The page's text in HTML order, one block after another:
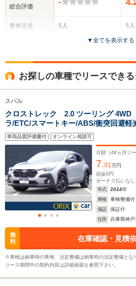
総合評価
乗車定員
サイズ
WLTCモード
燃費
5人
全高
1.55m～1.57m
全幅
1.82m
4.74m～4.77m
ホイールベース
-m
13.6～19.0km/L
└市街地:10.0～
└郊外:14.5～
20.6km/L
└高速道路:15.3～
19.7km/L
5人
5ド
└
└郊
└
▼全てを表示する
お探しの車種でリースでき
スバル
クロストレック 2.0 ツーリング 4WD
ラ/ETC/スマートキー/ABS/衝突回避軽
置/PS/PW
車両品質評価書付 オンライン相談可
月額（48 ヵ月リ
7.81万円
頭金0 円
ボーナス払いなし
年式
2024年
車検
車検整備付
保証
保証付
住所
兵庫県神戸
無
料
在庫確認・見積
※車検は納車時の車検、法定整備は納車時の法定整備とな
リース期間中の契約内容は詳細画面を参照下さい。